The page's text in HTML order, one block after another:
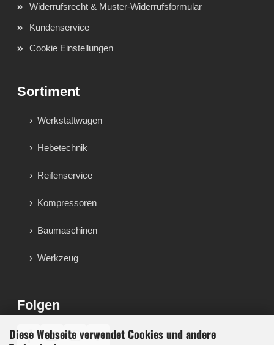
Diese Webseite verwendet Cookies und andere
Widerrufsrecht & Muster-Widerrufsformular
Kundenservice
Cookie Einstellungen
Sortiment
Werkstattwagen
Hebetechnik
Reifenservice
Kompressoren
Baumaschinen
Werkzeug
Folgen
♪